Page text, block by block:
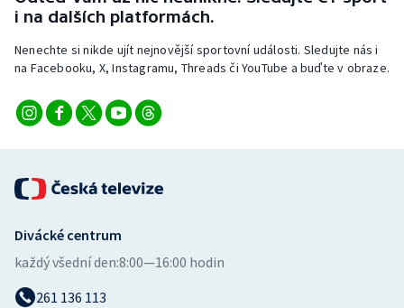
i na dalších platformách.
Nenechte si nikde ujít nejnovější sportovní události. Sledujte nás i
na Facebooku, X, Instagramu, Threads či YouTube a buďte v obraze.
Divácké centrum
každý všední den:8:00—16:00 hodin
261 136 113